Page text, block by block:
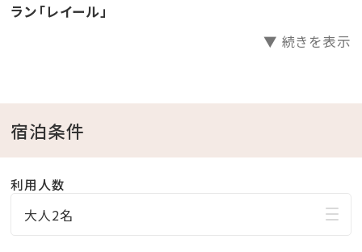
さらにお子様料金20％OFF⇒30％OFF！Σ(゜Д゜ )
✼••┈┈••✼••┈┈••✼••┈┈••✼••┈┈••✼••┈┈••✼
■客室について■
・全室禁煙｜バルコニー付
ラン「レイール」
▼ 続きを表示
宿泊条件
利用人数
大人2名